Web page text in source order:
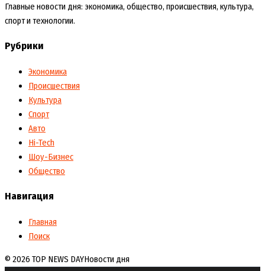
Главные новости дня: экономика, общество, происшествия, культура,
спорт и технологии.
Рубрики
Экономика
Происшествия
Культура
Спорт
Авто
Hi-Tech
Шоу-Бизнес
Общество
Навигация
Главная
Поиск
© 2026 TOP NEWS DAYНовости дня